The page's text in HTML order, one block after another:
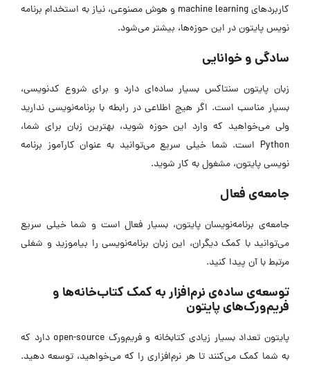
کاربردهای machine learning و هوش مصنوعی، نیاز به استخدام برنامه
نویس پایتون در این حوزه‌ها، بیشتر می‌شود.
سادگی و خوانایی
زبان پایتون سنتاکس بسیار ساده‌ای دارد و برای شروع کدنویسی،
بسیار مناسب است. اگر هیچ اطلاعی در رابطه با برنامه‌نویسی ندارید
ولی می‌خواهید که وارد این حوزه شوید، بهترین زبان برای شما،
Python است. شما خیلی سریع می‌توانید به عنوان کارآموز برنامه
نویسی پایتون، مشغول به کار شوید.
جامعه‌ی فعال
جامعه‌ی برنامه‌نویسان پایتون، بسیار فعال است و شما خیلی سریع
می‌توانید با کمک دیگران، این زبان برنامه‌نویسی را بیاموزید و شغلی
مرتبط با آن پیدا کنید.
توسعه‌ی ساده‌ی نرم‌افزار به کمک کتاب‌خانه‌ها و
فریم‌ورک‌های پایتون
پایتون تعداد بسیار زیادی کتابخانه و فریم‌ورک open-source دارد که
به شما کمک می‌کنند تا هر نرم‌افزاری را که می‌خواهید، توسعه دهید.